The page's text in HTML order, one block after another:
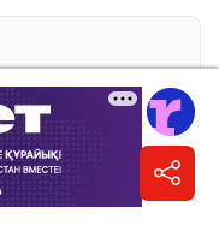
мен мақалалар